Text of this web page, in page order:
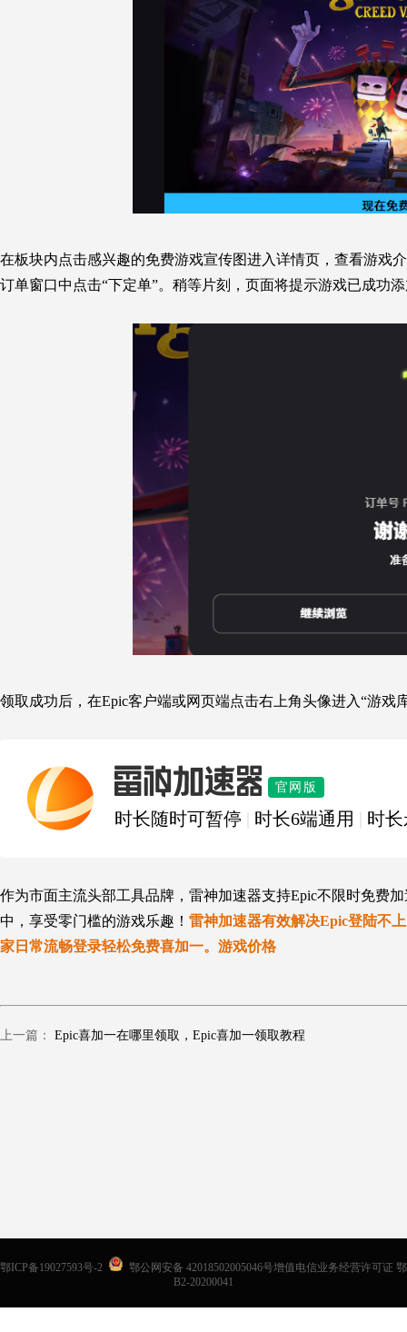
在板块内点击感兴趣的免费游戏宣传图进入详情页，查看游戏
订单窗口中点击“下定单”。稍等片刻，页面将提示游戏已成功
领取成功后，在Epic客户端或网页端点击右上角头像进入“游
雷神加速器 官网版
时长随时可暂停 时长6端通用 时
作为市面主流头部工具品牌，雷神加速器支持Epic不限时免费
中，享受零门槛的游戏乐趣！ 雷神加速器有效解决Epic登陆不
家日常流畅登录轻松免费喜加一。游戏价格
上一篇： Epic喜加一在哪里领取，Epic喜加一领取教程
鄂ICP备19027593号-2
鄂公网安备 42018502005046号增值电信业务经营许可证 鄂
B2-20200041